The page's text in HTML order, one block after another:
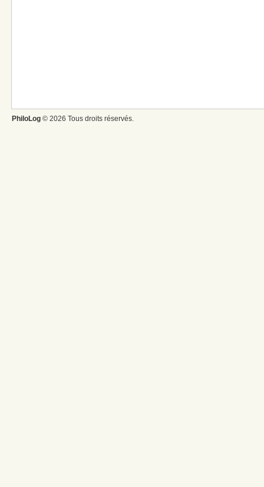
PhiloLog © 2026 Tous droits réservés.